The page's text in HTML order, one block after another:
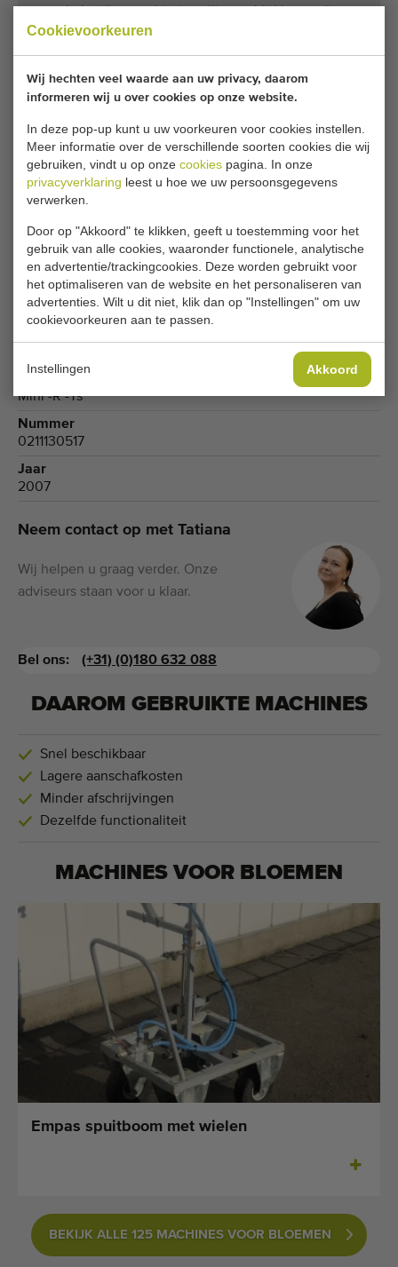
Cookievoorkeuren
Wij hechten veel waarde aan uw privacy, daarom
informeren wij u over cookies op onze website.
In deze pop-up kunt u uw voorkeuren voor cookies instellen.
Meer informatie over de verschillende soorten cookies die wij
gebruiken, vindt u op onze cookies pagina. In onze
privacyverklaring leest u hoe we uw persoonsgegevens
verwerken.
Door op "Akkoord" te klikken, geeft u toestemming voor het
gebruik van alle cookies, waaronder functionele, analytische
en advertentie/trackingcookies. Deze worden gebruikt voor
het optimaliseren van de website en het personaliseren van
advertenties. Wilt u dit niet, klik dan op "Instellingen" om uw
cookievoorkeuren aan te passen.
Instellingen Akkoord
onderdeel. Pas je cookie-instellingen aan om
toegang te krijgen tot dit onderdeel.
COOKIE-INSTELLINGEN WIJZIGEN
Type
Merk
Cyklop - Cybutec Bundling Machines
Productgroep
Bewerkingsmachines
Mini -R -Ts
Nummer
0211130517
Jaar
2007
Neem contact op met Tatiana
Wij helpen u graag verder. Onze
adviseurs staan voor u klaar.
Bel ons: (+31) (0)180 632 088
DAAROM GEBRUIKTE MACHINES
Snel beschikbaar
Lagere aanschafkosten
Minder afschrijvingen
Dezelfde functionaliteit
MACHINES VOOR BLOEMEN
Empas spuitboom met wielen
BEKIJK ALLE 125 MACHINES VOOR BLOEMEN